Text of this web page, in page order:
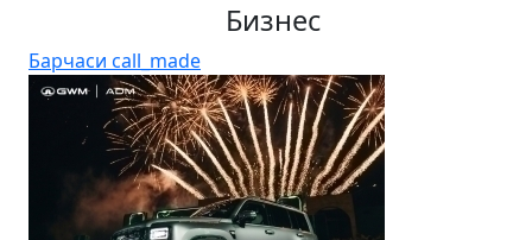
Бизнес
Барчаси call_made